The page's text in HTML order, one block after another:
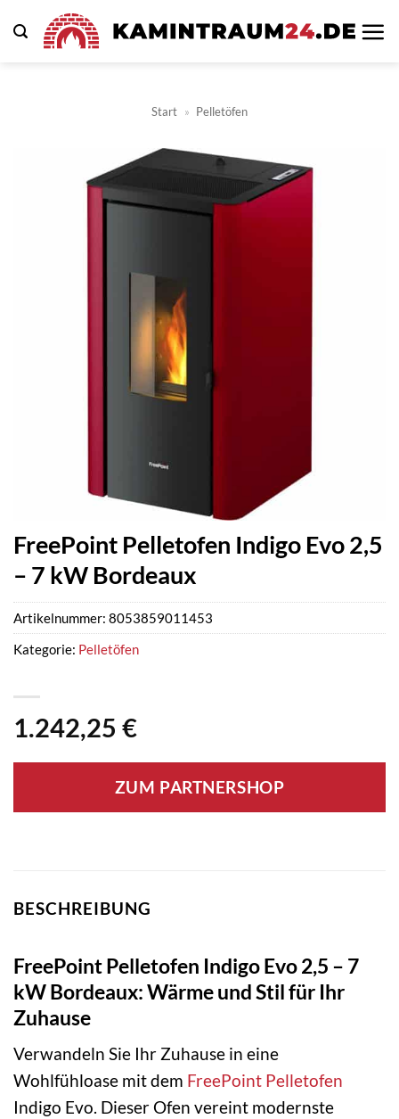
Inhalt
Start » Pelletöfen
FreePoint Pelletofen Indigo Evo 2,5
– 7 kW Bordeaux
1.242,25 €
ZUM PARTNERSHOP
Artikelnummer: 8053859011453
Kategorie: Pelletöfen
BESCHREIBUNG
FreePoint Pelletofen Indigo Evo 2,5 – 7
kW Bordeaux: Wärme und Stil für Ihr
Zuhause
Verwandeln Sie Ihr Zuhause in eine
Wohlfühloase mit dem FreePoint Pelletofen
Indigo Evo. Dieser Ofen vereint modernste